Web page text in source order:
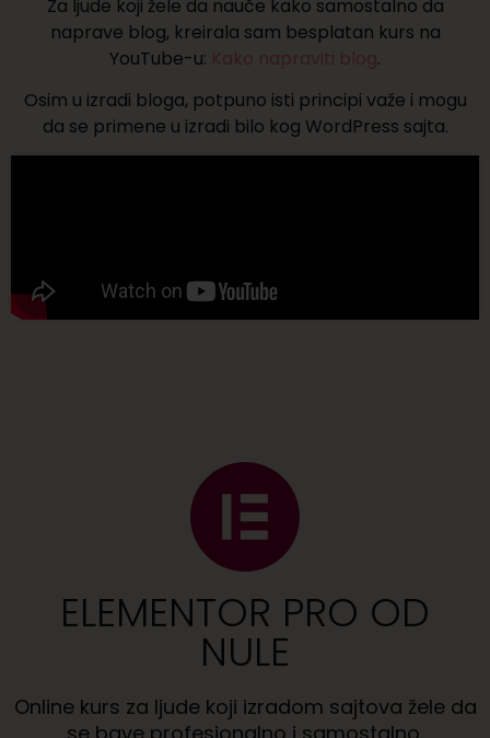
Za ljude koji žele da nauče kako samostalno da
naprave blog, kreirala sam besplatan kurs na
YouTube-u: Kako napraviti blog.
Osim u izradi bloga, potpuno isti principi važe i mogu
da se primene u izradi bilo kog WordPress sajta.
ELEMENTOR PRO OD
NULE
Online kurs za ljude koji izradom sajtova žele da